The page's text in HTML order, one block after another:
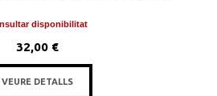
disponibilitat
32,00 €
VEURE DETALLS